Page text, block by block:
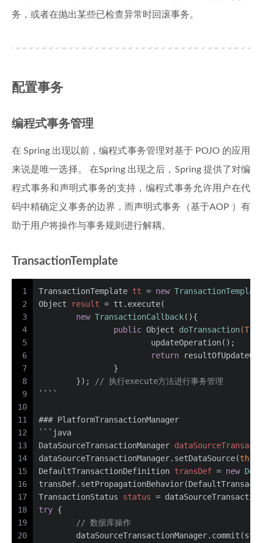
务，或者在抛出某些已检查异常时回滚事务。
配置事务
编程式事务管理
在 Spring 出现以前，编程式事务管理对基于 POJO 的应用
来说是唯一选择。 在Spring 出现之后，Spring 提供了对编
程式事务和声明式事务的支持，编程式事务允许用户在代
码中精确定义事务的边界，而声明式事务（基于AOP ）有
助于用户将操作与事务规则进行解耦。
TransactionTemplate
1
2
3
4
5
6
7
8
9
10
11
12
13
14
15
16
17
18
19
20
TransactionTemplate tt = new
Object
result = tt.execute(
new TransactionCallback(){
public Object doTransaction
			updateOperation();
return
		}
	});
// 执行execute方法进行事务管理
````
### PlatformTransactionManager
```java
DataSourceTransactionManager
dataSourceTransactionManager.setDataSource(this
DefaultTransactionDefinition transDef = new
TransactionStatus
status =
try {
// 数据库操作